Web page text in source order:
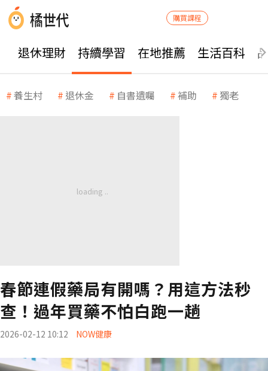
購買課程
退休理財 持續學習 在地推薦 生活百科
養生村 退休金 自書遺囑 補助 獨老
春節連假藥局有開嗎？用這方法秒
查！過年買藥不怕白跑一趟
2026-02-12 10:12 NOW健康